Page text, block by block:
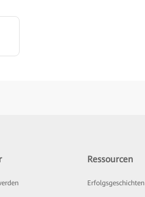
Ressourcen
Erfolgsgeschichten